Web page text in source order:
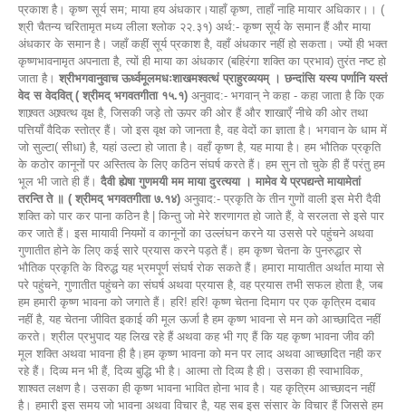
प्रकाश है। कृष्ण सूर्य सम; माया हय अंधकार।याहाँ कृष्ण, ताहाँ नाहि मायार अधिकार।। (
श्री चैतन्य चरितामृत मध्य लीला श्लोक २२.३१) अर्थ:- कृष्ण सूर्य के समान हैं और माया
अंधकार के समान है। जहाँ कहीं सूर्य प्रकाश है, वहाँ अंधकार नहीं हो सकता। ज्यों ही भक्त
कृष्णभावनामृत अपनाता है, त्यों ही माया का अंधकार (बहिरंगा शक्ति का प्रभाव) तुरंत नष्ट हो
जाता है। श्रीभगवानुवाच ऊर्ध्वमूलमधःशाखमश्वत्थं प्राहुरव्ययम् । छन्दांसि यस्य पर्णानि यस्तं
वेद स वेदवित् ( श्रीमद् भगवतगीता १५.१) अनुवाद:- भगवान् ने कहा - कहा जाता है कि एक
शाश्र्वत अश्र्वत्थ वृक्ष है, जिसकी जड़े तो ऊपर की ओर हैं और शाखाएँ नीचे की ओर तथा
पत्तियाँ वैदिक स्तोत्र हैं। जो इस वृक्ष को जानता है, वह वेदों का ज्ञाता है। भगवान के धाम में
जो सुल्टा( सीधा) है, यहां उल्टा हो जाता है। वहाँ कृष्ण है, यह माया है। हम भौतिक प्रकृति
के कठोर कानूनों पर अस्तित्व के लिए कठिन संघर्ष करते हैं। हम सुन तो चुके ही हैं परंतु हम
भूल भी जाते ही हैं। दैवी ह्येषा गुणमयी मम माया दुरत्यया । मामेव ये प्रपद्यन्ते मायामेतां
तरन्ति ते ॥ ( श्रीमद् भगवतगीता ७.१४) अनुवाद:- प्रकृति के तीन गुणों वाली इस मेरी दैवी
शक्ति को पार कर पाना कठिन है | किन्तु जो मेरे शरणागत हो जाते हैं, वे सरलता से इसे पार
कर जाते हैं। इस मायावी नियमों व कानूनों का उल्लंघन करने या उससे परे पहुंचने अथवा
गुणातीत होने के लिए कई सारे प्रयास करने पड़ते हैं। हम कृष्ण चेतना के पुनरुद्धार से
भौतिक प्रकृति के विरुद्ध यह भ्रमपूर्ण संघर्ष रोक सकते हैं। हमारा मायातीत अर्थात माया से
परे पहुंचने, गुणातीत पहुंचने का संघर्ष अथवा प्रयास है, वह प्रयास तभी सफल होता है, जब
हम हमारी कृष्ण भावना को जगाते हैं। हरि! हरि! कृष्ण चेतना दिमाग पर एक कृत्रिम दबाव
नहीं है, यह चेतना जीवित इकाई की मूल ऊर्जा है हम कृष्ण भावना से मन को आच्छादित नहीं
करते। श्रील प्रभुपाद यह लिख रहे हैं अथवा कह भी गए हैं कि यह कृष्ण भावना जीव की
मूल शक्ति अथवा भावना ही है।हम कृष्ण भावना को मन पर लाद अथवा आच्छादित नही कर
रहे हैं। दिव्य मन भी हैं, दिव्य बुद्धि भी है। आत्मा तो दिव्य है ही। उसका ही स्वाभाविक,
शाश्वत लक्षण है। उसका ही कृष्ण भावना भावित होना भाव है। यह कृत्रिम आच्छादन नहीं
है। हमारी इस समय जो भावना अथवा विचार है, यह सब इस संसार के विचार हैं जिससे हम